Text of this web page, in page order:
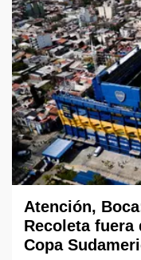
Atención,
Recoleta fuera
Copa